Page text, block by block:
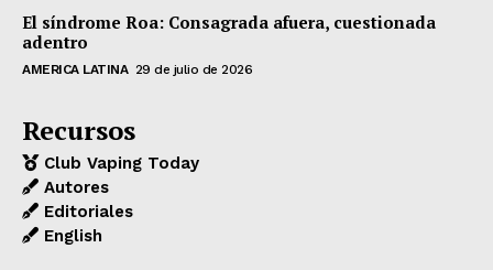
El síndrome Roa: Consagrada afuera, cuestionada
adentro
AMERICA LATINA 29 de julio de 2026
Recursos
Club Vaping Today
Autores
Editoriales
English